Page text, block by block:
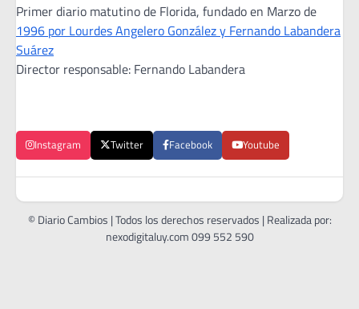
Primer diario matutino de Florida, fundado en Marzo de
1996 por Lourdes Angelero González y Fernando Labandera
Suárez
Director responsable: Fernando Labandera
Instagram Twitter Facebook Youtube